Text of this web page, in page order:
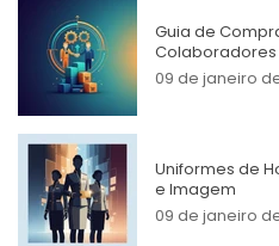
Guia de
Colaboradores
09 de janeiro
Uniformes de
e Imagem
09 de janeiro